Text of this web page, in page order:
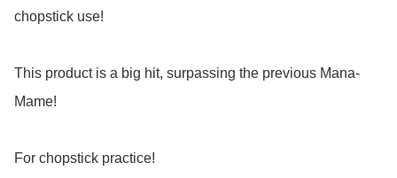
chopstick use!
This product is a big hit, surpassing the previous Mana-
Mame!
For chopstick practice!